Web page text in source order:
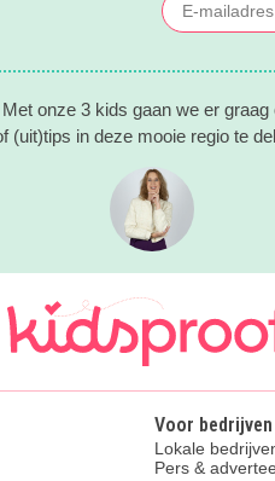
onze 3 kids gaan we er
(uit)tips in deze mooie regio te
Voor bedrijven
Lokale
Pers &